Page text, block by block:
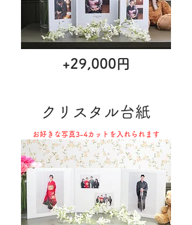
+29,000円
クリスタル台紙
お好きな写真3-4カットを入れられます